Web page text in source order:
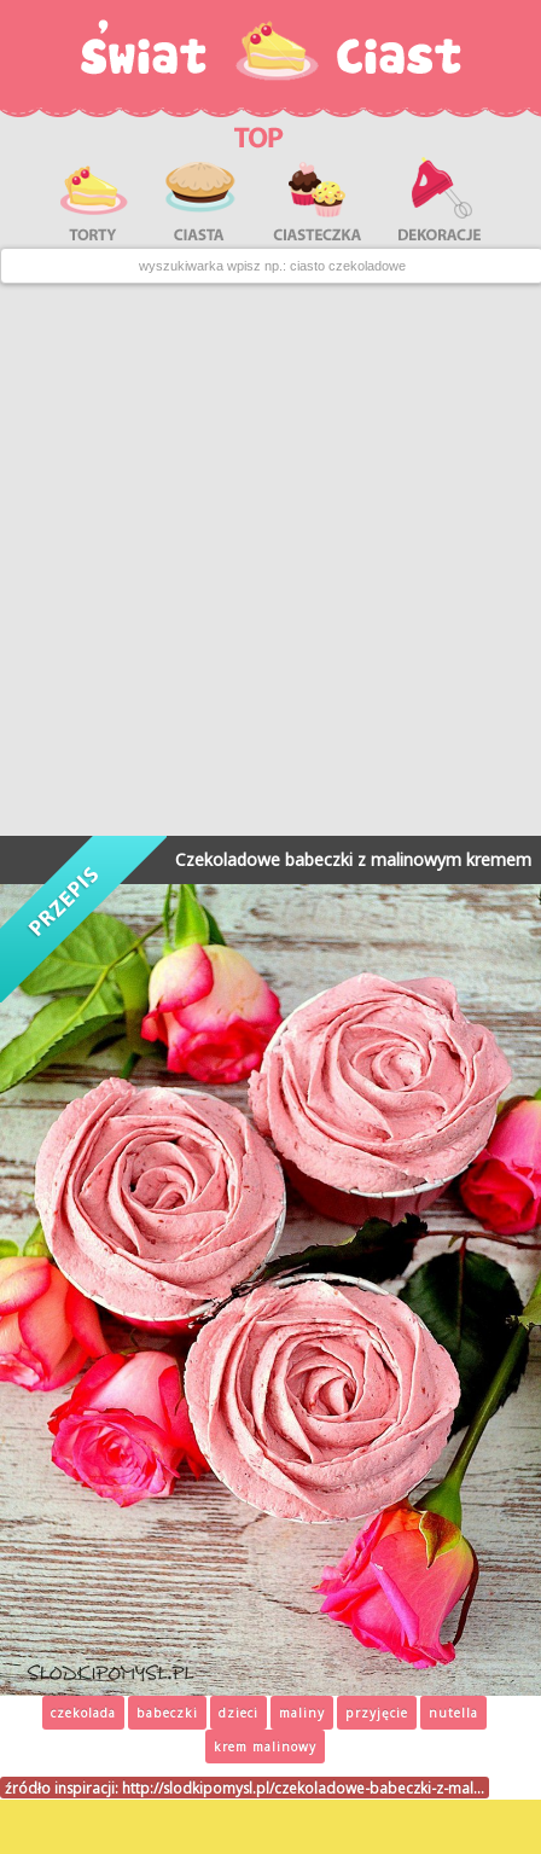
Czekoladowe babeczki z malinowym kremem
czekolada babeczki dzieci maliny przyjęcie
nutella
krem malinowy
źródło inspiracji: http://slodkipomysl.pl/czekoladowe-babeczki-z-mal…